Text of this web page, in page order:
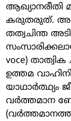
ആഖ്യാനരീതി
കരുതരുത്.
തത്വചിന്ത
voce)
ഉത്തമ
യാഥാര്‍ത്ഥ്യം
വര്‍ത്തമാന